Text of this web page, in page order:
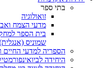
בתי ספר
זואולוגיה
מדעי הצמח
בית הספר
שמוניס
הספריה למדעי החיים
היחידה